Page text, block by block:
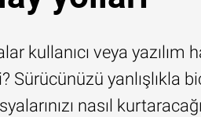
kullanıcı veya yazılım
Sürücünüzü yanlışlıkla
nasıl